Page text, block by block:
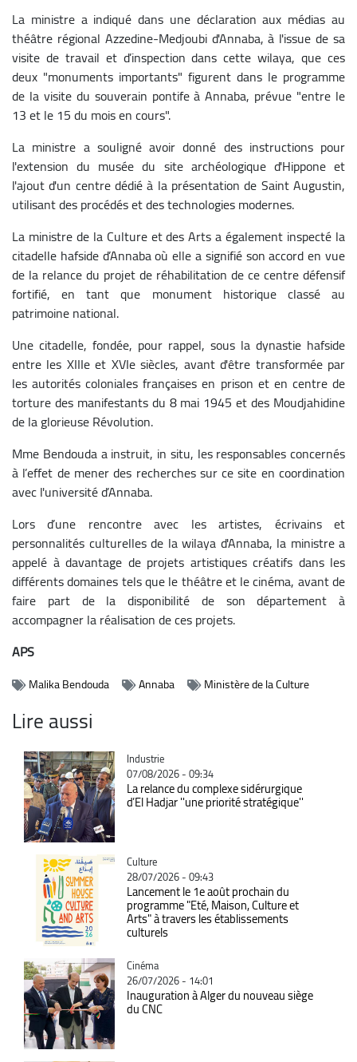
La ministre a indiqué dans une déclaration aux médias au
théâtre régional Azzedine-Medjoubi d'Annaba, à l'issue de sa
visite de travail et d’inspection dans cette wilaya, que ces
deux "monuments importants" figurent dans le programme
de la visite du souverain pontife à Annaba, prévue "entre le
13 et le 15 du mois en cours".
La ministre a souligné avoir donné des instructions pour
l'extension du musée du site archéologique d'Hippone et
l'ajout d'un centre dédié à la présentation de Saint Augustin,
utilisant des procédés et des technologies modernes.
La ministre de la Culture et des Arts a également inspecté la
citadelle hafside d’Annaba où elle a signifié son accord en vue
de la relance du projet de réhabilitation de ce centre défensif
fortifié, en tant que monument historique classé au
patrimoine national.
Une citadelle, fondée, pour rappel, sous la dynastie hafside
entre les XIIIe et XVIe siècles, avant d'être transformée par
les autorités coloniales françaises en prison et en centre de
torture des manifestants du 8 mai 1945 et des Moudjahidine
de la glorieuse Révolution.
Mme Bendouda a instruit, in situ, les responsables concernés
à l’effet de mener des recherches sur ce site en coordination
avec l'université d’Annaba.
Lors d’une rencontre avec les artistes, écrivains et
personnalités culturelles de la wilaya d'Annaba, la ministre a
appelé à davantage de projets artistiques créatifs dans les
différents domaines tels que le théâtre et le cinéma, avant de
faire part de la disponibilité de son département à
accompagner la réalisation de ces projets.
APS
Malika Bendouda Annaba Ministère de la Culture
Lire aussi
Catégorie
Industrie
07/08/2026 - 09:34
La relance du complexe sidérurgique
d’El Hadjar ''une priorité stratégique''
Catégorie
Culture
28/07/2026 - 09:43
Lancement le 1e août prochain du
programme "Eté, Maison, Culture et
Arts" à travers les établissements
culturels
Catégorie
Cinéma
26/07/2026 - 14:01
Inauguration à Alger du nouveau siège
du CNC